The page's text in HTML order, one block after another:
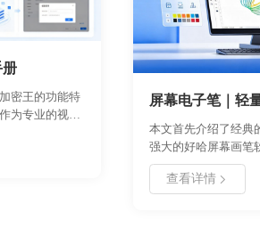
册
密王的功能特
为专业的视频
种加密模式、
助用户有效防
屏幕电子笔｜轻
本文首先介绍了经典
强大的好哈屏幕画笔
款软件的优缺点，帮
具。最后深入探讨了
查看详情